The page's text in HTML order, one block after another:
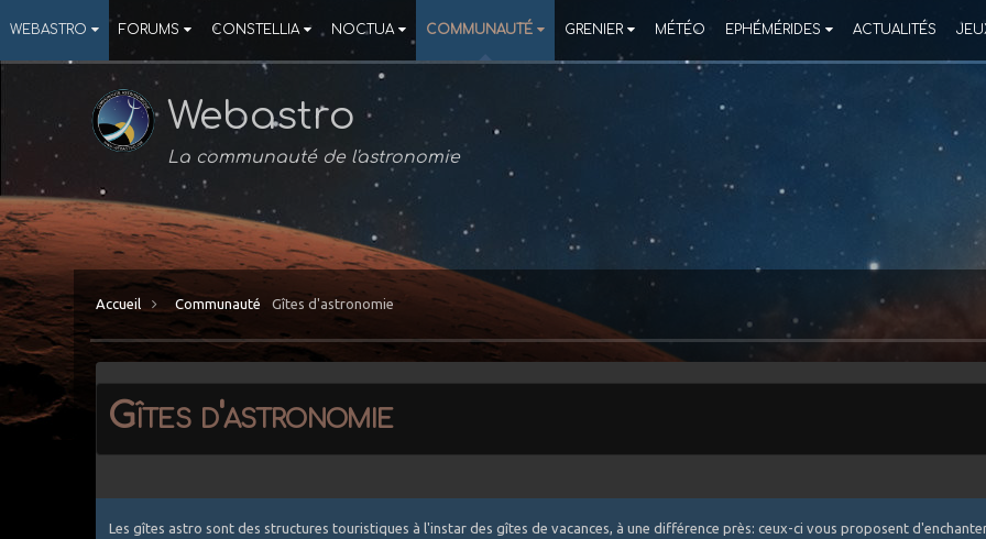
WEBASTRO FORUMS CONSTELLIA NOCTUA COMMUNAUTÉ GRENIER MÉTÉO EPHÉMÉRIDES ACTUALITÉS
Webastro
La communauté de l'astronomie
Accueil Communauté Gîtes d'astronomie
Gîtes d'astronomie
Les gîtes astro sont des structures touristiques à l'instar des gîtes de vacances, à une différence près: ceux-ci vous proposent